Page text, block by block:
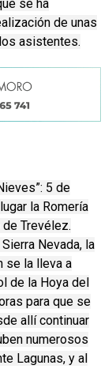
se ha
de unas
asistentes.
5 de
la Romería
Trevélez.
Nevada, la
se la lleva a
de la Hoya del
para que se
allí continuar
numerosos
Lagunas, y al